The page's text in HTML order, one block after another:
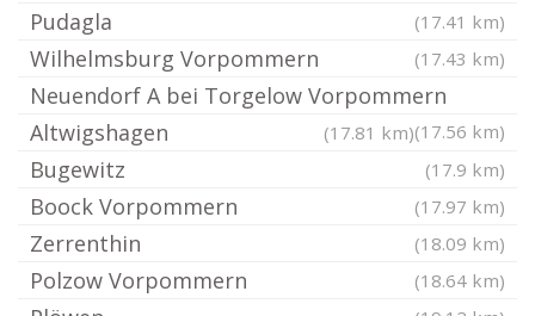
Pudagla (17.41 km)
Wilhelmsburg Vorpommern (17.43 km)
Neuendorf A bei Torgelow Vorpommern
(17.56 km)
Altwigshagen (17.81 km)
Bugewitz (17.9 km)
Boock Vorpommern (17.97 km)
Zerrenthin (18.09 km)
Polzow Vorpommern (18.64 km)